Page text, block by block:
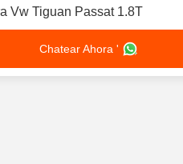
Vw Tiguan Passat 1.8T
Chatear Ahora '